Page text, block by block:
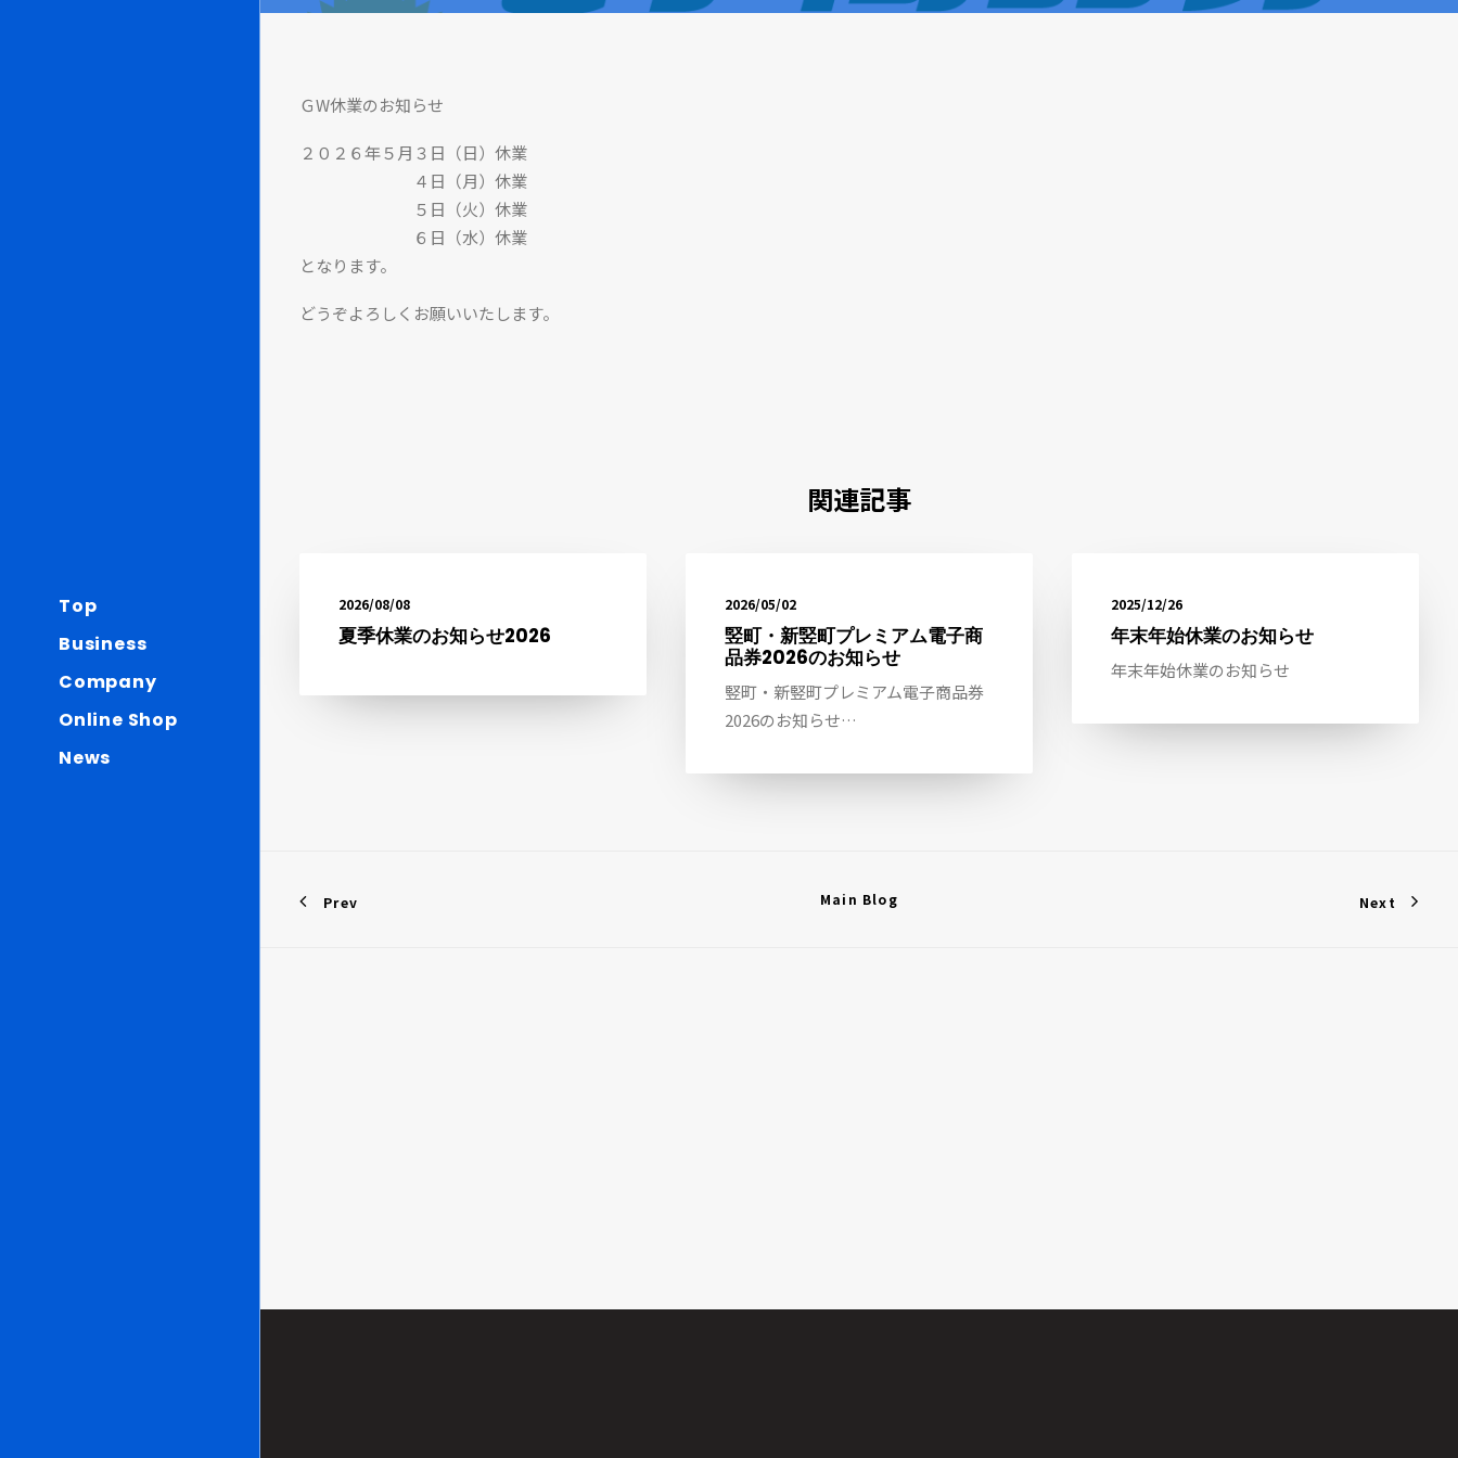
Top
Business
Company
Online Shop
News
ＧW休業のお知らせ
２０２６年５月３日（日）休業
４日（月）休業
５日（火）休業
６日（水）休業
となります。
どうぞよろしくお願いいたします。
関連記事
2026/08/08
夏季休業のお知らせ2026
2026/05/02
竪町・新竪町プレミアム電子商
品券2026のお知らせ
竪町・新竪町プレミアム電子商品券
2026のお知らせ…
2025/12/26
年末年始休業のお知らせ
年末年始休業のお知らせ
Prev Main Blog Next